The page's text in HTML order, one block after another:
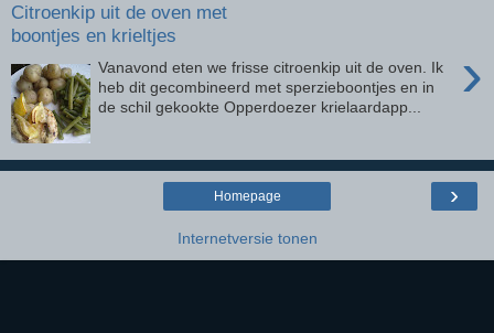
Citroenkip uit de oven met
boontjes en krieltjes
›
Vanavond eten we frisse citroenkip uit de oven. Ik
heb dit gecombineerd met sperzieboontjes en in
de schil gekookte Opperdoezer krielaardapp...
›
Homepage
Internetversie tonen